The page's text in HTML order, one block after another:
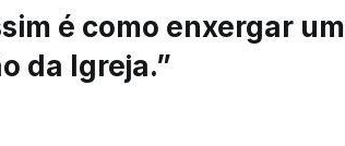
é como enxergar um
da Igreja.”